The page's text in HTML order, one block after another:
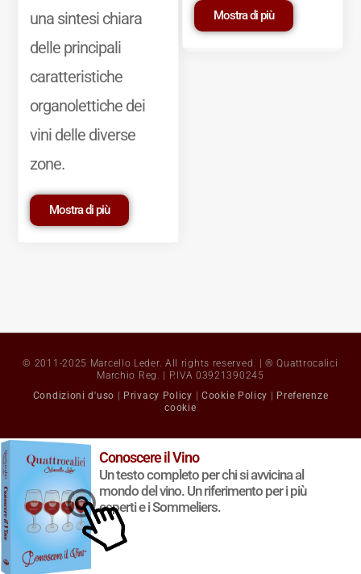
una sintesi chiara
delle principali
caratteristiche
organolettiche dei
vini delle diverse
zone.
Mostra di più
Mostra di più
© 2011-2025 Marcello Leder. All rights reserved. | ® Quattrocalici
Marchio Reg. | P.IVA 03921390245
Condizioni d'uso
Privacy Policy Cookie Policy
Preferenze
cookie
Conoscere il Vino
Un testo completo per chi si avvicina al
mondo del vino. Un riferimento per i più
esperti e i Sommeliers.